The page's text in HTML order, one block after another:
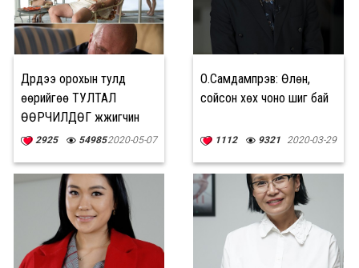
Дүрдээ орохын тулд
өөрийгөө ТУЛТАЛ
ӨӨРЧИЛДӨГ жүжигчин
Christian Bale
2925 549852020-05-07
О.Самдампүрэв: Өлөн,
сойсон хөх чоно шиг бай
1112 9321 2020-03-29